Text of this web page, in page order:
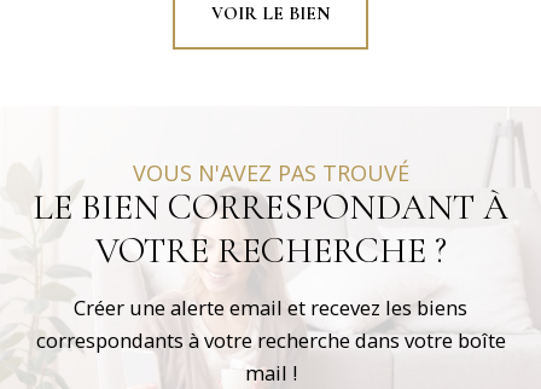
VOIR LE BIEN
VOUS N'AVEZ PAS TROUVÉ
LE BIEN CORRESPONDANT À
VOTRE RECHERCHE ?
Créer une alerte email et recevez les biens
correspondants à votre recherche dans votre boîte
mail !